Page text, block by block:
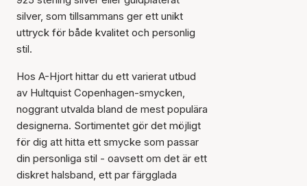
silver, som tillsammans ger ett unikt
uttryck för både kvalitet och personlig
stil.
Hos A-Hjort hittar du ett varierat utbud
av Hultquist Copenhagen-smycken,
noggrant utvalda bland de mest populära
designerna. Sortimentet gör det möjligt
för dig att hitta ett smycke som passar
din personliga stil - oavsett om det är ett
diskret halsband, ett par färgglada